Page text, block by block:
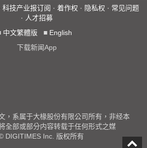
科技产业报订阅 · 着作权 · 隐私权 · 常见问题
· 人才招募
中文繁體版 ■ English
下载新闻App
，系属于大椽股份有限公司所有，非经本
全部或部分内容转载于任何形式之媒
DIGITIMES Inc. 版权所有